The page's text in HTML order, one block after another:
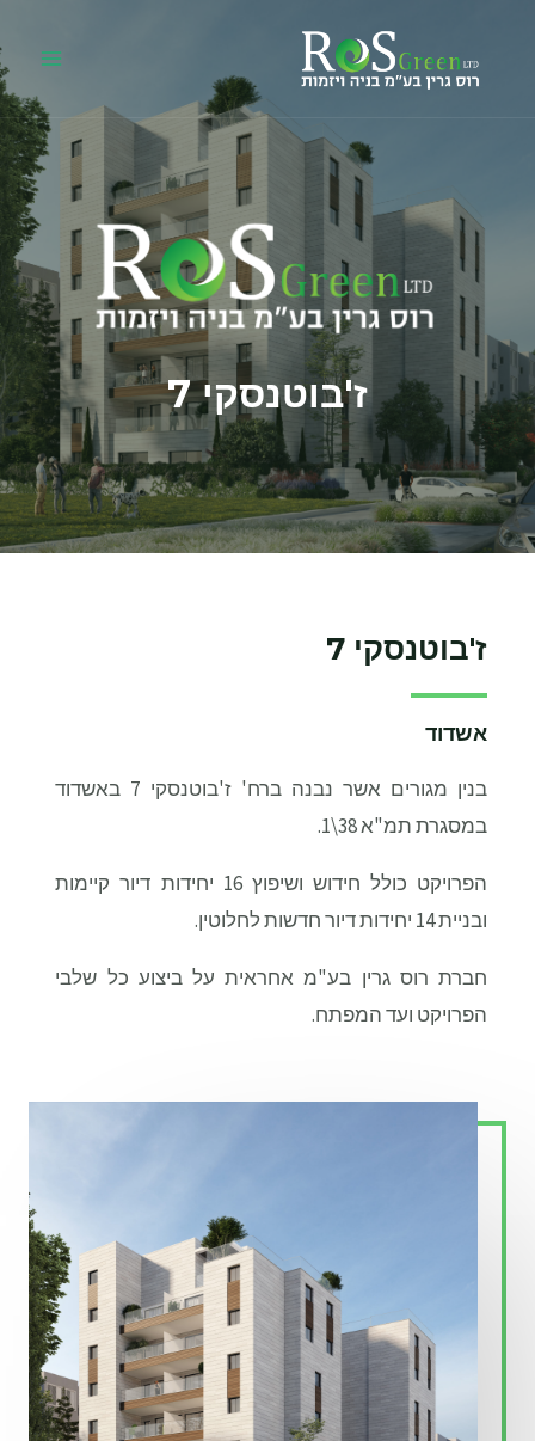
ז'בוטנסקי 7
ז'בוטנסקי 7
אשדוד
בנין מגורים אשר נבנה ברח' ז'בוטנסקי 7 באשדוד
במסגרת תמ"א 38\1.
הפרויקט כולל חידוש ושיפוץ 16 יחידות דיור קיימות
ובניית 14 יחידות דיור חדשות לחלוטין.
חברת רוס גרין בע"מ אחראית על ביצוע כל שלבי
הפרויקט ועד המפתח.